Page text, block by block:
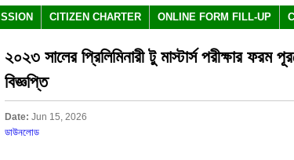
CITIZEN CHARTER ONLINE FORM FILL-UP
২০২৩ সালের প্রিলিমিনারী টু মাস্টার্স পরীক্ষার ফরম
বিজ্ঞপ্তি
Date: Jun 15, 2026
ডাউনলোড